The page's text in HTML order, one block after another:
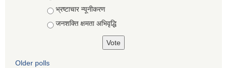
भ्रष्टाचार न्यूनीकरण
जनशक्ति क्षमता अभिवृद्धि
Older polls